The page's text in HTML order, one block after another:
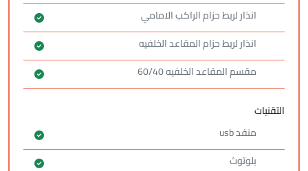
انذار لربط حزام الراكب الامامي
انذار لربط حزام المقاعد الخلفيه
مقسم المقاعد الخلفيه 60/40
التقنيات
منفد usb
بلوتوث